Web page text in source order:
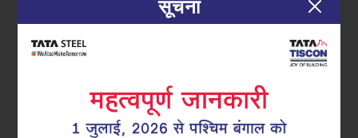
सुपरलिंक्स
सूचना